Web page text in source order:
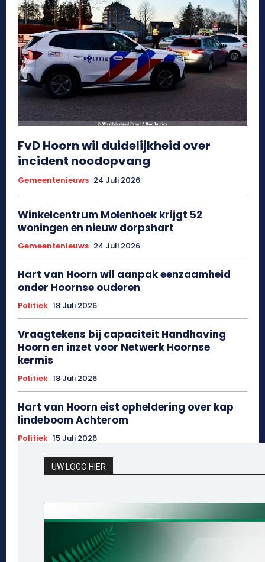
FvD Hoorn wil duidelijkheid over
incident noodopvang
Gemeentenieuws 24 Juli 2026
Winkelcentrum Molenhoek krijgt 52
woningen en nieuw dorpshart
Gemeentenieuws 24 Juli 2026
Hart van Hoorn wil aanpak eenzaamheid
onder Hoornse ouderen
Politiek 18 Juli 2026
Vraagtekens bij capaciteit Handhaving
Hoorn en inzet voor Netwerk Hoornse
kermis
Politiek 18 Juli 2026
Hart van Hoorn eist opheldering over kap
lindeboom Achterom
Politiek 15 Juli 2026
UW LOGO HIER